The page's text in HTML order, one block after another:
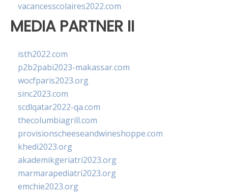
vacancesscolaires2022.com
MEDIA PARTNER II
isth2022.com
p2b2pabi2023-makassar.com
wocfparis2023.org
sinc2023.com
scdlqatar2022-qa.com
thecolumbiagrill.com
provisionscheeseandwineshoppe.com
khedi2023.org
akademikgeriatri2023.org
marmarapediatri2023.org
emchie2023.org